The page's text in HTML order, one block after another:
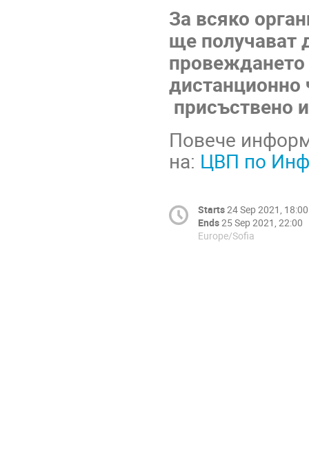
За всяко
ще получават
дистанционно
присъствено
Повече
на: ЦВП по
Starts24 Sep 2021, 18:00
Ends25 Sep 2021, 22:00
Europe/Sofia